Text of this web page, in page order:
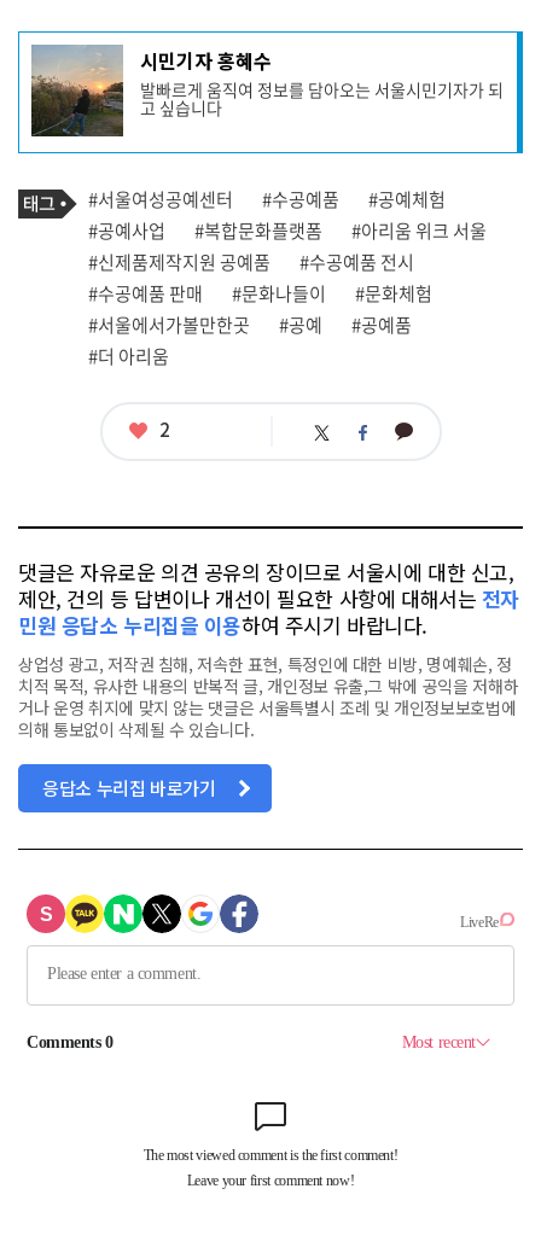
기
사
작
성
자
프
필
시민기자 홍혜수
발빠르게 움직여 정보를 담아오는 서울시민기자가 되
고 싶습니다
기
사
관
련
태
그
태
그
#서울여성공예센터 #수공예품
#공예체험
#공예사업
#복합문화플랫폼
#아리움 위크 서울
#신제품제작지원 공예품
#수공예품 전시
#수공예품 판매
#문화나들이
#문화체험
#서울에서가볼만한곳
#공예
#공예품
#더 아리움
좋
2 트 페 카
댓글은 자유로운 의견 공유의 장이므로 서울시에 대한 신고,
제안, 건의 등 답변이나 개선이 필요한 사항에 대해서는 전자
민원 응답소 누리집을 이용하여 주시기 바랍니다.
상업성 광고, 저작권 침해, 저속한 표현, 특정인에 대한 비방, 명예훼손, 정
치적 목적, 유사한 내용의 반복적 글, 개인정보 유출,그 밖에 공익을 저해하
거나 운영 취지에 맞지 않는 댓글은 서울특별시 조례 및 개인정보보호법에
의해 통보없이 삭제될 수 있습니다.
응답소 누리집 바로가기